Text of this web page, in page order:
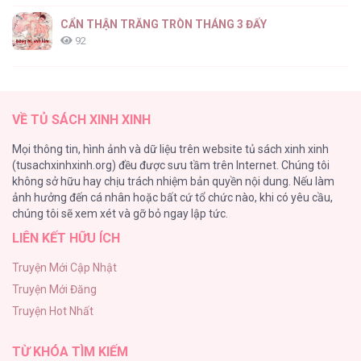
CẨN THẬN TRĂNG TRÒN THÁNG 3 ĐẤY
92
87
Dưới Tán Cây Sồi
75
Đutanbao Shota
Chào Mừng Đến Với Văn Hóa Milf
70
VỀ TỦ SÁCH XINH XINH
Mọi thông tin, hình ảnh và dữ liệu trên website tủ sách xinh xinh
(tusachxinhxinh.org) đều được sưu tầm trên Internet. Chúng tôi
không sở hữu hay chịu trách nhiệm bản quyền nội dung. Nếu làm
ảnh hưởng đến cá nhân hoặc bất cứ tổ chức nào, khi có yêu cầu,
chúng tôi sẽ xem xét và gỡ bỏ ngay lập tức.
LIÊN KẾT HỮU ÍCH
Truyện Mới Cập Nhật
Truyện Mới Đăng
Truyện Hot Nhất
TỪ KHÓA TÌM KIẾM